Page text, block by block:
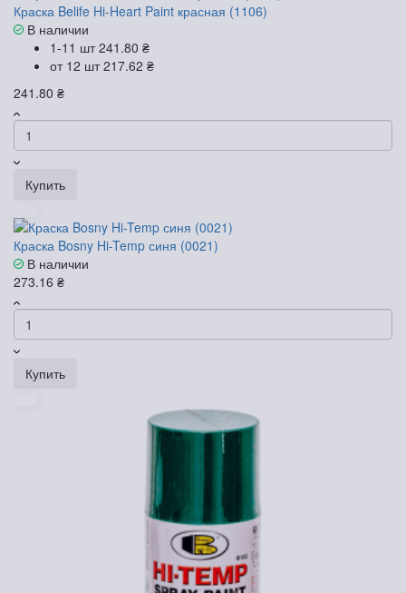
Краска Belife Hi-Heart Paint красная (1106)
В наличии
1-11 шт241.80 ₴
от 12 шт217.62 ₴
241.80 ₴
Купить
Краска Bosny Hi-Temp синя (0021)
В наличии
273.16 ₴
Купить